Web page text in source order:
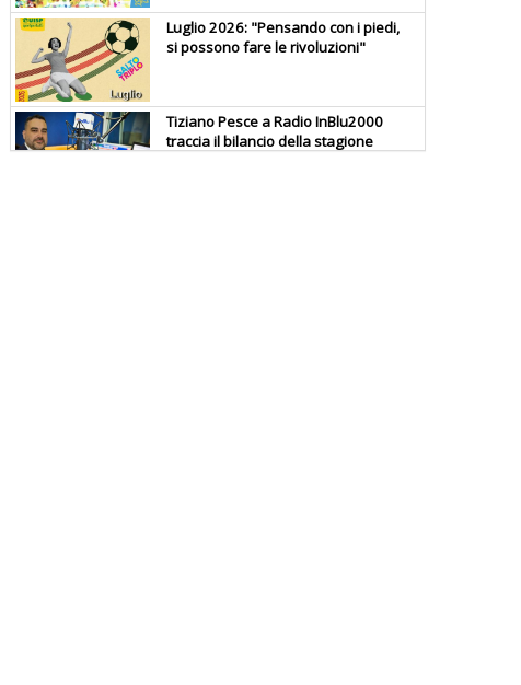
Luglio 2026: "Pensando con i piedi,
si possono fare le rivoluzioni"
Tiziano Pesce a Radio InBlu2000
traccia il bilancio della stagione